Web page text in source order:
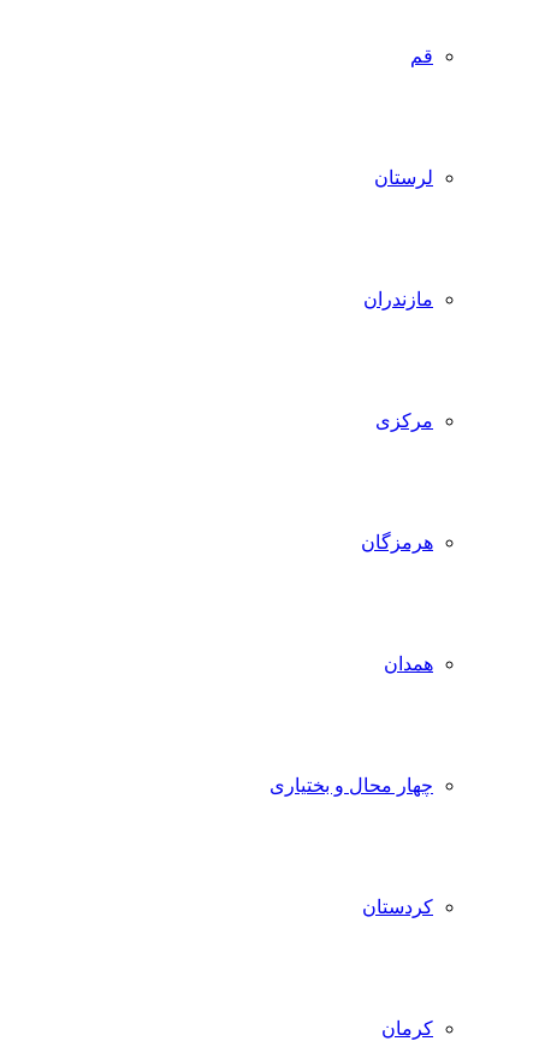
قم
لرستان
مازندران
مرکزی
هرمزگان
همدان
چهار محال و بختیاری
کردستان
کرمان